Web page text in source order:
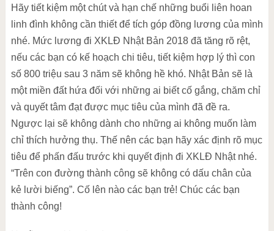
Hãy tiết kiệm một chút và hạn chế những buổi liên hoan
linh đình không cần thiết để tích góp đồng lương của mình
nhé. Mức lương đi XKLĐ Nhật Bản 2018 đã tăng rõ rệt,
nếu các bạn có kế hoạch chi tiêu, tiết kiệm hợp lý thì con
số 800 triệu sau 3 năm sẽ không hề khó. Nhật Bản sẽ là
một miền đất hứa đối với những ai biết cố gắng, chăm chỉ
và quyết tâm đạt được mục tiêu của mình đã đề ra.
Ngược lại sẽ không dành cho những ai không muốn làm
chỉ thích hưởng thụ. Thế nên các bạn hãy xác định rõ mục
tiêu để phấn đấu trước khi quyết định đi XKLĐ Nhật nhé.
“Trên con đường thành công sẽ không có dấu chân của
kẻ lười biếng”. Cố lên nào các bạn trẻ! Chúc các bạn
thành công!